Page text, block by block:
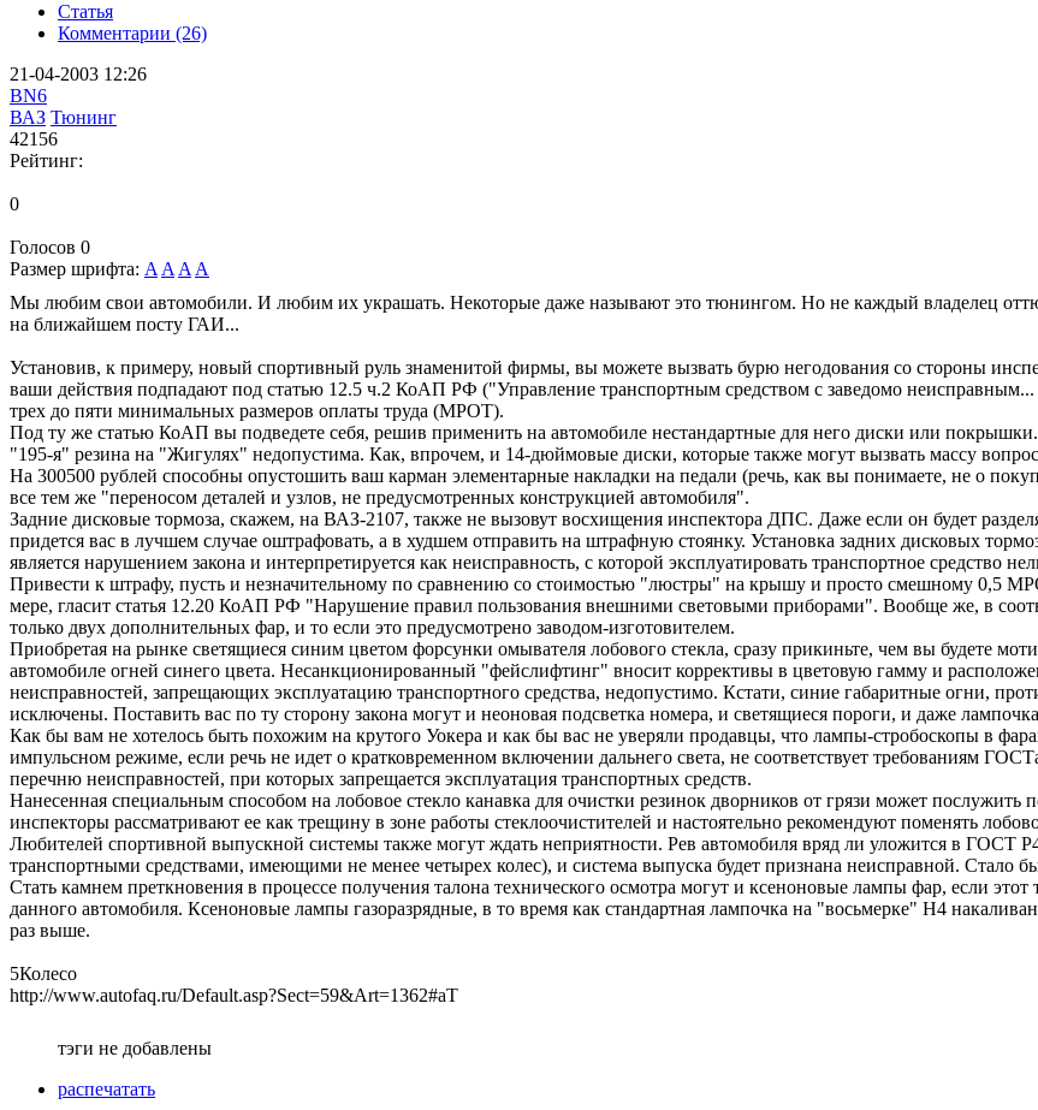
Статья
Комментарии (26)
21-04-2003 12:26
BN6
ВАЗ Тюнинг
42156
Рейтинг:
0
Голосов 0
Размер шрифта: AAAA
Мы любим свои автомобили. И любим их украшать. Некоторые даже называют это тюнингом. Но не каждый владелец
на ближайшем посту ГАИ...
Установив, к примеру, новый спортивный руль знаменитой фирмы, вы можете вызвать бурю негодования со стороны
ваши действия подпадают под статью 12.5 ч.2 КоАП РФ ("Управление транспортным средством с заведомо
трех до пяти минимальных размеров оплаты труда (МРОТ).
Под ту же статью КоАП вы подведете себя, решив применить на автомобиле нестандартные для него диски или покрышки.
"195-я" резина на "Жигулях" недопустима. Как, впрочем, и 14-дюймовые диски, которые также могут вызвать массу
На 300500 рублей способны опустошить ваш карман элементарные накладки на педали (речь, как вы понимаете, не о
все тем же "переносом деталей и узлов, не предусмотренных конструкцией автомобиля".
Задние дисковые тормоза, скажем, на ВАЗ-2107, также не вызовут восхищения инспектора ДПС. Даже если он будет
придется вас в лучшем случае оштрафовать, а в худшем отправить на штрафную стоянку. Установка задних дисковых
является нарушением закона и интерпретируется как неисправность, с которой эксплуатировать транспортное средство
Привести к штрафу, пусть и незначительному по сравнению со стоимостью "люстры" на крышу и просто смешному 0,5
мере, гласит статья 12.20 КоАП РФ "Нарушение правил пользования внешними световыми приборами". Вообще же, в
только двух дополнительных фар, и то если это предусмотрено заводом-изготовителем.
Приобретая на рынке светящиеся синим цветом форсунки омывателя лобового стекла, сразу прикиньте, чем вы будете
автомобиле огней синего цвета. Несанкционированный "фейслифтинг" вносит коррективы в цветовую гамму и
неисправностей, запрещающих эксплуатацию транспортного средства, недопустимо. Кстати, синие габаритные огни,
исключены. Поставить вас по ту сторону закона могут и неоновая подсветка номера, и светящиеся пороги, и даже
Как бы вам не хотелось быть похожим на крутого Уокера и как бы вас не уверяли продавцы, что лампы-стробоскопы в
импульсном режиме, если речь не идет о кратковременном включении дальнего света, не соответствует требованиям
перечню неисправностей, при которых запрещается эксплуатация транспортных средств.
Нанесенная специальным способом на лобовое стекло канавка для очистки резинок дворников от грязи может послужить
инспекторы рассматривают ее как трещину в зоне работы стеклоочистителей и настоятельно рекомендуют поменять
Любителей спортивной выпускной системы также могут ждать неприятности. Рев автомобиля вряд ли уложится в ГОСТ
транспортными средствами, имеющими не менее четырех колес), и система выпуска будет признана неисправной. Стало
Стать камнем преткновения в процессе получения талона технического осмотра могут и ксеноновые лампы фар, если
данного автомобиля. Ксеноновые лампы газоразрядные, в то время как стандартная лампочка на "восьмерке" Н4
раз выше.
5Колесо
http://www.autofaq.ru/Default.asp?Sect=59&Art=1362#aT
тэги не добавлены
распечатать